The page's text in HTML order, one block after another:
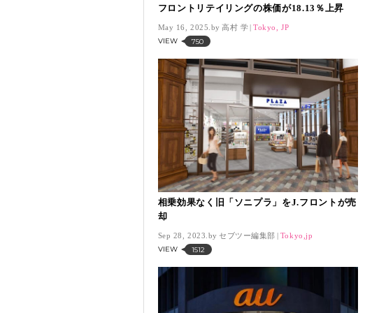
フロントリテイリングの株価が18.13％上昇
May 16, 2025. 高村 学 Tokyo, JP
VIEW 750
相乗効果なく旧「ソニプラ」をJ.フロントが売
却
Sep 28, 2023. セブツー編集部 Tokyo,jp
VIEW 1512